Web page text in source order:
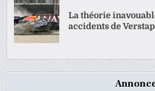
La théorie
accidents de